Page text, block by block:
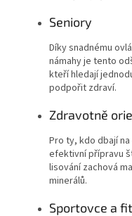
Seniory
Díky snadnému
námahy je tento
kteří hledají
podpořit zdraví.
Zdravotně
Pro ty, kdo dbají
efektivní přípravu
lisování zachová
minerálů.
Sportovce a